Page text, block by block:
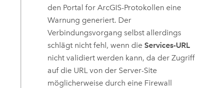
den Portal for ArcGIS-Protokollen eine
Warnung generiert. Der
Verbindungsvorgang selbst allerdings
schlägt nicht fehl, wenn dieServices-URL
nicht validiert werden kann, da der Zugriff
auf die URL von der Server-Site
möglicherweise durch eine Firewall